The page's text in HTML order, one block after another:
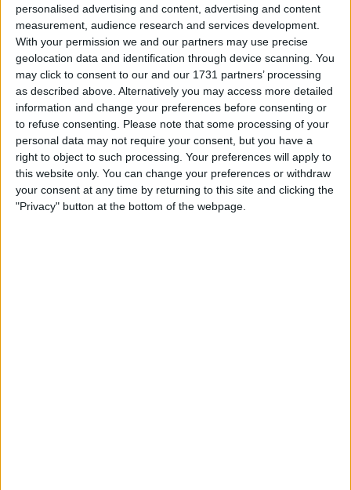
personalised advertising and content, advertising and content
measurement, audience research and services development.
With your permission we and our partners may use precise
geolocation data and identification through device scanning. You
may click to consent to our and our 1731 partners’ processing
as described above. Alternatively you may access more detailed
information and change your preferences before consenting or
to refuse consenting.
Please note that some processing of your
personal data may not require your consent, but you have a
right to object to such processing. Your preferences will apply to
this website only. You can change your preferences or withdraw
your consent at any time by returning to this site and clicking the
"Privacy" button at the bottom of the webpage.
“Sinceramente, quando o grande favorito e toda a
equipa estão sentados mesmo lá atrás, acho que fica
com um aspeto muito, muito estranho”, disse Holm
ao Eurosport.dk após a etapa. “Nunca vimos bem
isso antes. Talvez se fizesse nos anos 80”.